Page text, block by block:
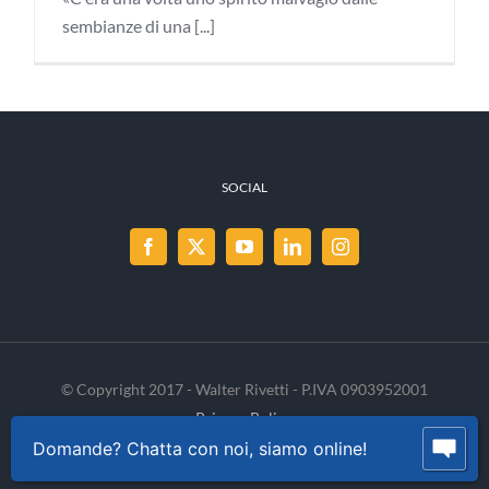
sembianze di una [...]
SOCIAL
© Copyright 2017 - Walter Rivetti - P.IVA 0903952001
Privacy Policy
Cookie Policy
INVENIA
Domande? Chatta con noi, siamo online!